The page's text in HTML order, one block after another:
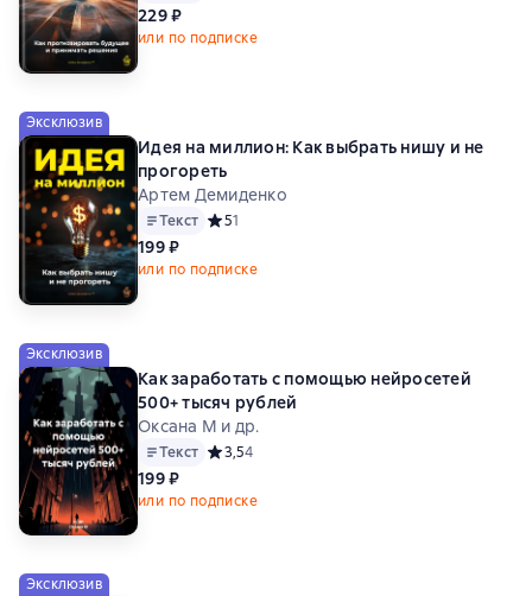
229 ₽
или по подписке
Эксклюзив
Идея на миллион: Как выбрать нишу и не
прогореть
Артем Демиденко
Текст Средний рейтинг 5 на основе 1 оценок
51
199 ₽
или по подписке
Эксклюзив
Как заработать с помощью нейросетей
500+ тысяч рублей
Оксана М и др.
Текст Средний рейтинг 3,5 на основе 4 оценок
3,54
199 ₽
или по подписке
Эксклюзив